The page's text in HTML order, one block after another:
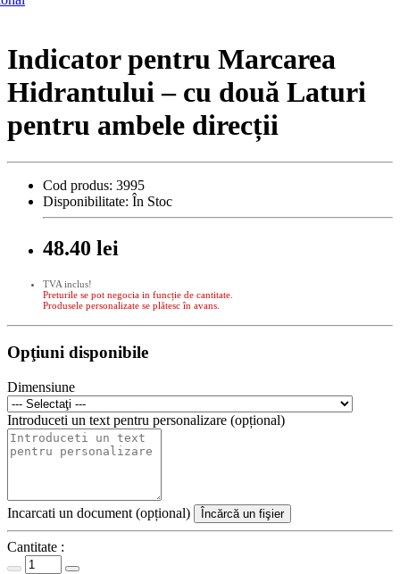
Indicator pentru Marcarea
Hidrantului – cu două Laturi
pentru ambele direcții
Cod produs: 3995
Disponibilitate: În Stoc
48.40 lei
TVA inclus!
Preturile se pot negocia in funcție de cantitate.
Produsele personalizate se plătesc în avans.
Opţiuni disponibile
Dimensiune
Introduceti un text pentru personalizare (opțional)
Incarcati un document (opțional) Încărcă un fişier
Cantitate :